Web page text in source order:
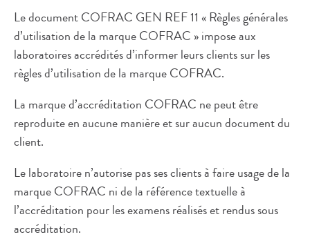
Le document COFRAC GEN REF 11 « Règles générales
d’utilisation de la marque COFRAC » impose aux
laboratoires accrédités d’informer leurs clients sur les
règles d’utilisation de la marque COFRAC.
La marque d’accréditation COFRAC ne peut être
reproduite en aucune manière et sur aucun document du
client.
Le laboratoire n’autorise pas ses clients à faire usage de la
marque COFRAC ni de la référence textuelle à
l’accréditation pour les examens réalisés et rendus sous
accréditation.